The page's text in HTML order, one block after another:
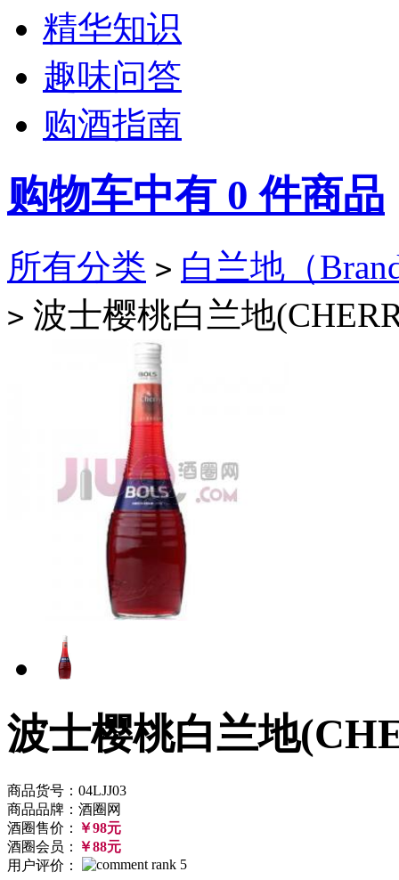
精华知识
趣味问答
购酒指南
购物车中有 0 件商品
所有分类 > 白兰地（
> 波士樱桃白兰地
波士樱桃白兰地
商品货号：04LJJ03
商品品牌：酒圈网
酒圈售价： ￥98元
酒圈会员： ￥88元
用户评价：